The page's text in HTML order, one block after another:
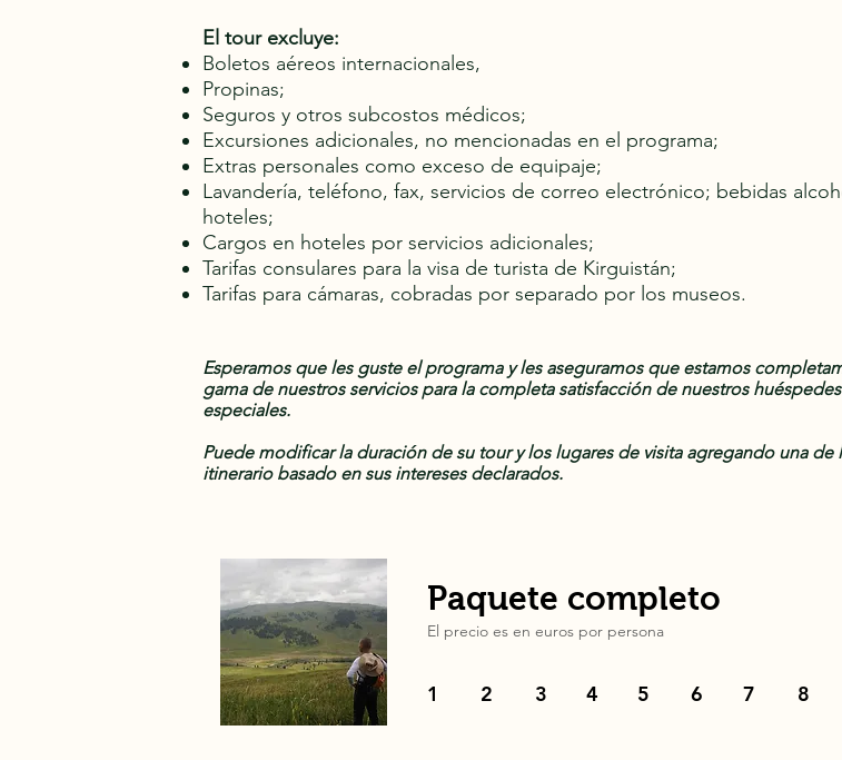
El tour excluye:
Boletos aéreos internacionales,
Propinas;
Seguros y otros subcostos médicos;
Excursiones adicionales, no mencionadas en el programa;
Extras personales como exceso de equipaje;
Lavandería, teléfono, fax, servicios de correo electrónico; bebidas
hoteles;
Cargos en hoteles por servicios adicionales;
Tarifas consulares para la visa de turista de Kirguistán;
Tarifas para cámaras, cobradas por separado por los museos.
Esperamos que les guste el programa y les aseguramos que estamos
gama de nuestros servicios para la completa satisfacción de nuestros
especiales.
Puede modificar la duración de su tour y los lugares de visita agregando una
itinerario basado en sus intereses declarados.
Paquete completo
El precio es en euros por persona
1 2 3 4 5 6 7 8